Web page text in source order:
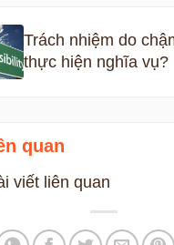
Trách nhiệm do
thực hiện nghĩa vụ?
quan
viết liên quan